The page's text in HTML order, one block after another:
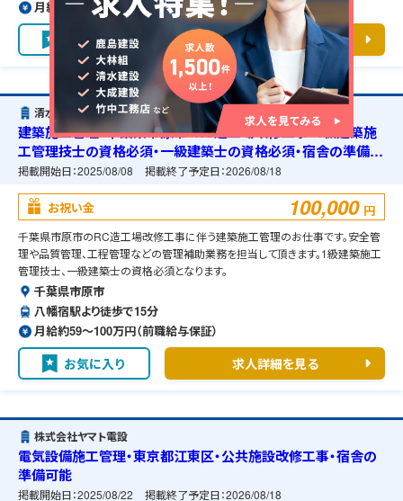
月給約59〜100万円（前職給与保証）
お気に入り 求人詳細を見る
清水建設株式会社
建築施工管理・千葉県市原市・RC造工場改修工事・1級建築施
工管理技士の資格必須・一級建築士の資格必須・宿舎の準備可
能
掲載開始日：2025/08/08 掲載終了予定日：2026/08/18
お祝い金 100,000 円
千葉県市原市のRC造工場改修工事に伴う建築施工管理のお仕事です。安全管
理や品質管理、工程管理などの管理補助業務を担当して頂きます。1級建築施工
管理技士、一級建築士の資格必須となります。
千葉県市原市
八幡宿駅より徒歩で15分
月給約59〜100万円（前職給与保証）
お気に入り 求人詳細を見る
株式会社ヤマト電設
電気設備施工管理・東京都江東区・公共施設改修工事・宿舎の
準備可能
掲載開始日：2025/08/22 掲載終了予定日：2026/08/18